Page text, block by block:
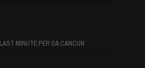
MINUTE PER DA CANCUN